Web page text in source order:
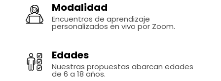
Modalidad
Encuentros de aprendizaje
personalizados en vivo por Zoom.
Edades
Nuestras propuestas abarcan edades
de 6 a 18 años.